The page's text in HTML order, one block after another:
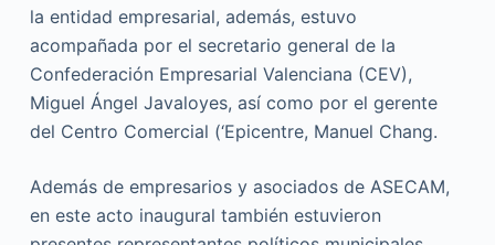
la entidad empresarial, además, estuvo
acompañada por el secretario general de la
Confederación Empresarial Valenciana (CEV),
Miguel Ángel Javaloyes, así como por el gerente
del Centro Comercial (‘Epicentre, Manuel Chang.
Además de empresarios y asociados de ASECAM,
en este acto inaugural también estuvieron